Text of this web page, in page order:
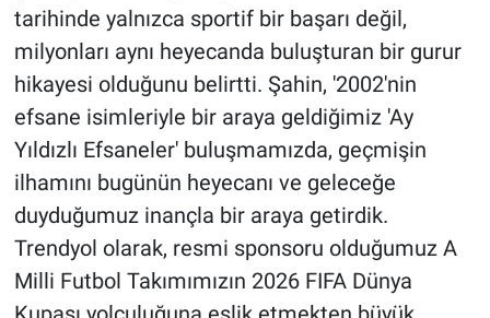
tarihinde yalnızca sportif bir başarı değil,
milyonları aynı heyecanda buluşturan bir gurur
hikayesi olduğunu belirtti. Şahin, '2002'nin
efsane isimleriyle bir araya geldiğimiz 'Ay
Yıldızlı Efsaneler' buluşmamızda, geçmişin
ilhamını bugünün heyecanı ve geleceğe
duyduğumuz inançla bir araya getirdik.
Trendyol olarak, resmi sponsoru olduğumuz A
Milli Futbol Takımımızın 2026 FIFA Dünya